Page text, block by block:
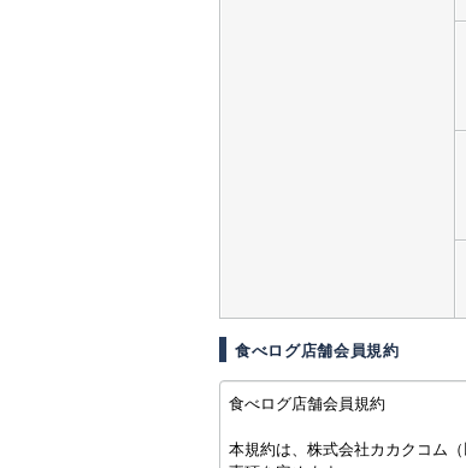
食べログ店舗会員規約